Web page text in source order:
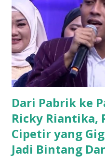
agama. Fenomena menarik
sejumlah nama besar dari
Sadam Husain. Ada anak
Muhammadiyah, NU, hingga
mahasiswa seperti, PMII
“Alhamdulillah di Muscab
struktur DPC ke depan 202...
Dari Pabrik ke
Ricky Riantika,
Cipetir yang
Jadi Bintang